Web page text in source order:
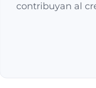
contribuyan al